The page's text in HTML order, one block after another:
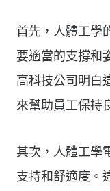
首先，人體工學
要適當的支撐和
高科技公司明白
來幫助員工保持
其次，人體工學
支持和舒適度。